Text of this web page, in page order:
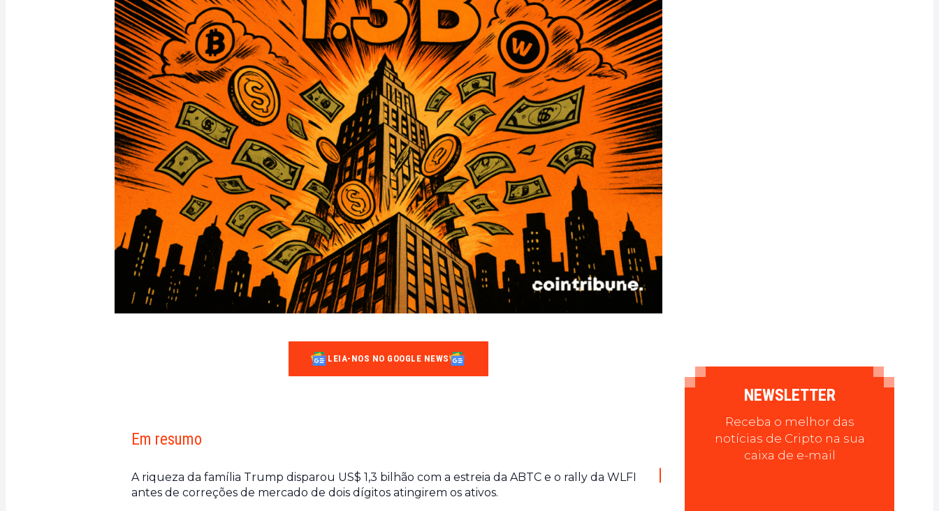
LEIA-NOS NO GOOGLE NEWS
Em resumo
A riqueza da família Trump disparou US$ 1,3 bilhão com a estreia da ABTC e o rally da WLFI
antes de correções de mercado de dois dígitos atingirem os ativos.
NEWSLETTER
Receba o melhor das
notícias de Cripto na sua
caixa de e-mail